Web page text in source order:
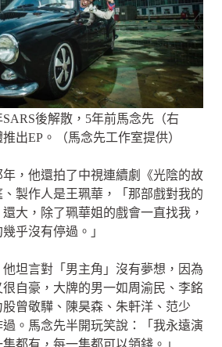
SARS後解散，5年前馬念先（右
出EP。（馬念先工作室提供）
年，他還拍了中視連續劇《光陰的故
製作人是王珮華，「那部戲對我的
大，除了珮華姐的戲會一直找我，
乎沒有停過。」
坦言對「男主角」沒有夢想，因為
自豪，大牌的男一如周渝民、李銘
曾敬驊、陳昊森、朱軒洋、范少
。馬念先半開玩笑說：「我永遠演